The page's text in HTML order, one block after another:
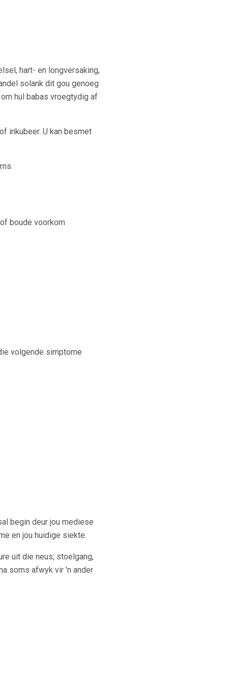
hart- en longversaking,
solank dit gou genoeg
hul babas vroegtydig af
inkubeer. U kan besmet
boude voorkom
volgende simptome
begin deur jou mediese
en jou huidige siekte.
uit die neus, stoelgang,
soms afwyk vir 'n ander